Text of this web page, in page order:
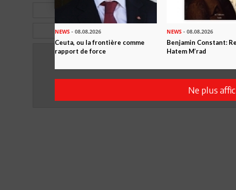
NEWS - 08.08.2026
Ceuta, ou la frontière comme
rapport de force
NEWS - 08.08.2026
Benjamin Constant:
Hatem M’rad
Ne plus